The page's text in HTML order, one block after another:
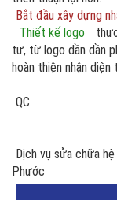
Bắt đầu xây dựng
Thiết kế logo
tư, từ logo dần dần
hoàn thiện nhận diện
QC
Dịch vụ sửa chữa
Phước